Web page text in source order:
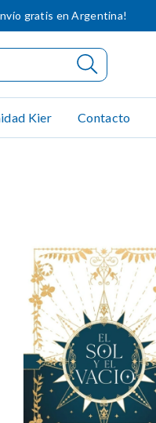
gratis en Argentina!
Kier Contacto